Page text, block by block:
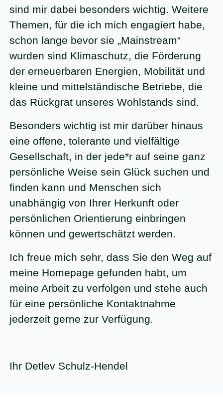
sind mir dabei besonders wichtig. Weitere
Themen, für die ich mich engagiert habe,
schon lange bevor sie „Mainstream“
wurden sind Klimaschutz, die Förderung
der erneuerbaren Energien, Mobilität und
kleine und mittelständische Betriebe, die
das Rückgrat unseres Wohlstands sind.
Besonders wichtig ist mir darüber hinaus
eine offene, tolerante und vielfältige
Gesellschaft, in der jede*r auf seine ganz
persönliche Weise sein Glück suchen und
finden kann und Menschen sich
unabhängig von Ihrer Herkunft oder
persönlichen Orientierung einbringen
können und gewertschätzt werden.
Ich freue mich sehr, dass Sie den Weg auf
meine Homepage gefunden habt, um
meine Arbeit zu verfolgen und stehe auch
für eine persönliche Kontaktnahme
jederzeit gerne zur Verfügung.
Ihr Detlev Schulz-Hendel